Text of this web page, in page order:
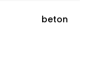
beton